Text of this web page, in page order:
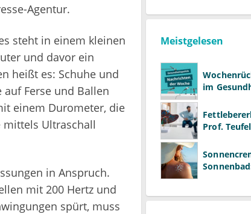
Agentur.
steht in einem kleinen
und davor ein
heißt es: Schuhe und
Ferse und Ballen
einem Durometer, die
Ultraschall
in Anspruch.
mit 200 Hertz und
spürt, muss
Meistgelesen
im
Prof.